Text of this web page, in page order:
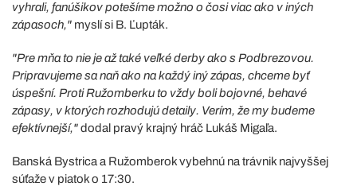
vyhrali, fanúšikov potešíme možno o čosi viac ako v iných
zápasoch," myslí si B. Ľupták.
"Pre mňa to nie je až také veľké derby ako s Podbrezovou.
Pripravujeme sa naň ako na každý iný zápas, chceme byť
úspešní. Proti Ružomberku to vždy boli bojovné, behavé
zápasy, v ktorých rozhodujú detaily. Verím, že my budeme
efektívnejší,"dodal pravý krajný hráč Lukáš Migaľa.
Banská Bystrica a Ružomberok vybehnú na trávnik najvyššej
súťaže v piatok o 17:30.